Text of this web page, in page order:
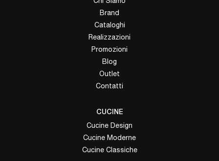
Brand
Cataloghi
Realizzazioni
Promozioni
Blog
Outlet
Contatti
CUCINE
Cucine Design
Cucine Moderne
Cucine Classiche